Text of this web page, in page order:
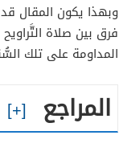
وبهذا يكون المقال
فرق بين صلاة
المداومة على تلك
المراجع